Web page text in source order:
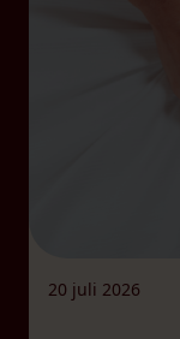
20 juli 2026